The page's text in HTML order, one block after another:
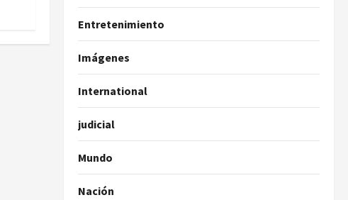
Entretenimiento
Imágenes
International
judicial
Mundo
Nación